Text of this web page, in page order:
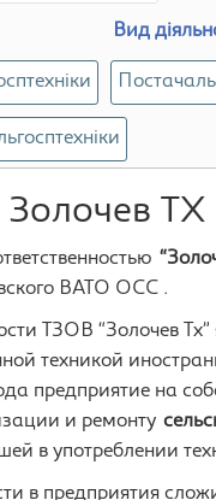
Вид
ТХ
ВАТО ОСС .
ТЗОВ “Золочев Тх”
техникой
предприятие на
и ремонту
в употреблении
в предприятия